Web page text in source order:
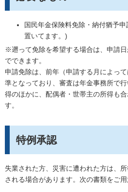
国民年金保険料免除・納付猶予
置いてます。)
※遡って免除を希望する場合は、申請
でできます。
申請免除は、前年（申請する月によっ
準となっており、審査は年金事務所で
得のほかに、配偶者・世帯主の所得も
す。
特例承認
失業された方、災害に遭われた方は、
される場合があります。次の書類をご用